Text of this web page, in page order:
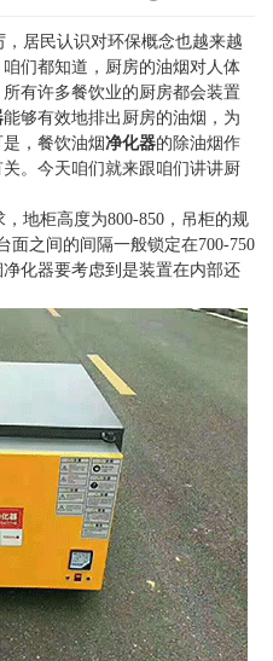
居民认识对环保概念也越来越
们都知道，厨房的油烟对人体
有许多餐饮业的厨房都会装置
能够有效地排出厨房的油烟，为
，餐饮油烟净化器的除油烟作
。今天咱们就来跟咱们讲讲厨
地柜高度为800-850，吊柜的规
面之间的间隔一般锁定在700-750
化器要考虑到是装置在内部还